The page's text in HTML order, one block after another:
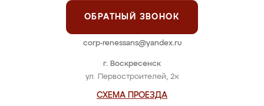
г. Воскресенск
ул. Первостроителей, 2к
СХЕМА ПРОЕЗДА
ОБРАТНЫЙ ЗВОНОК
corp-renessans@yandex.ru